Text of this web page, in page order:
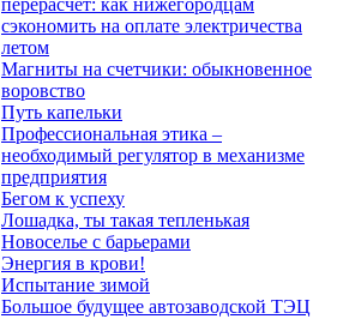
перерасчет: как нижегородцам
сэкономить на оплате электричества
летом
Магниты на счетчики: обыкновенное
воровство
Путь капельки
Профессиональная этика –
необходимый регулятор в механизме
предприятия
Бегом к успеху
Лошадка, ты такая тепленькая
Новоселье с барьерами
Энергия в крови!
Испытание зимой
Большое будущее автозаводской ТЭЦ